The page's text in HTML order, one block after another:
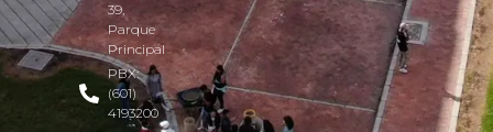
39,
Parque
Principal
PBX:
(601)
4193200